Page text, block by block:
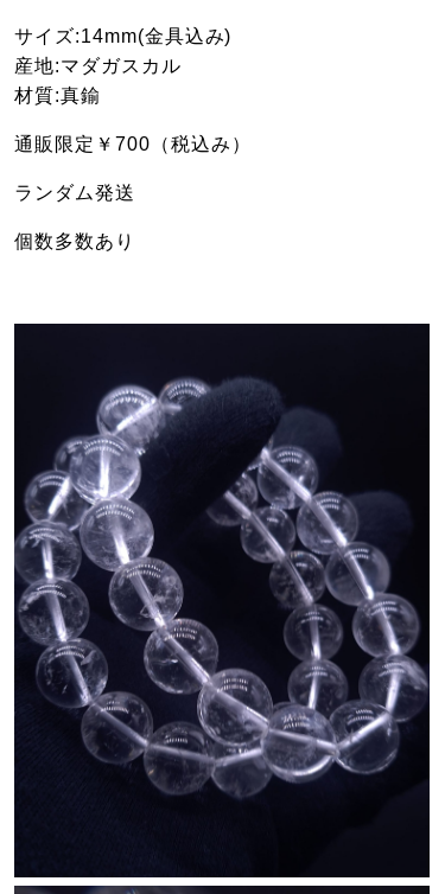
サイズ:14mm(金具込み)
産地:マダガスカル
材質:真鍮
通販限定￥700（税込み）
ランダム発送
個数多数あり